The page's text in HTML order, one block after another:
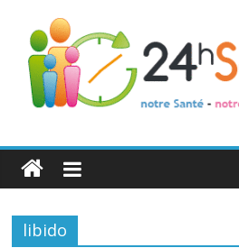
24h
Santé
Lalibido